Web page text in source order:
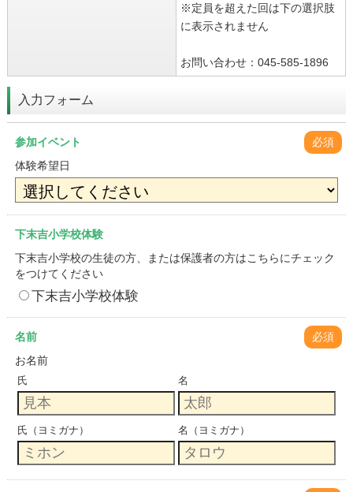
※定員を超えた回は下の選択肢
に表示されません
お問い合わせ：045-585-1896
入力フォーム
参加イベント
必須
体験希望日
下末吉小学校体験
下末吉小学校の生徒の方、または保護者の方はこちらにチェック
をつけてください
下末吉小学校体験
名前
必須
お名前
氏 名
氏（ヨミガナ） 名（ヨミガナ）